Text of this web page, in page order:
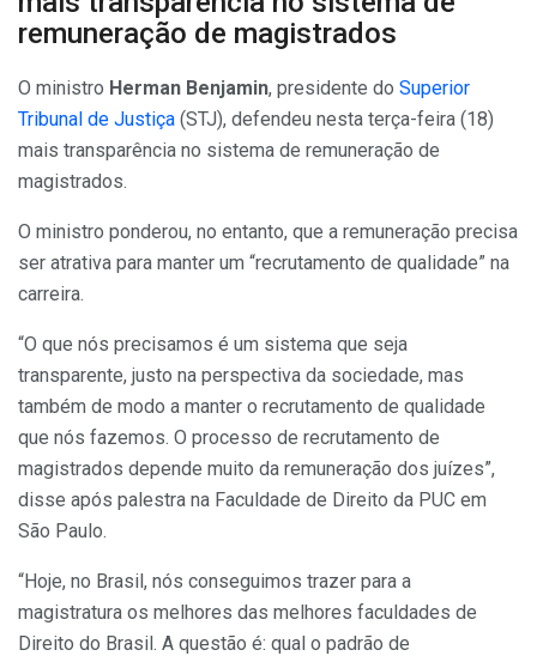
remuneração de magistrados
O ministro Herman Benjamin, presidente do Superior
Tribunal de Justiça (STJ), defendeu nesta terça-feira (18)
mais transparência no sistema de remuneração de
magistrados.
O ministro ponderou, no entanto, que a remuneração precisa
ser atrativa para manter um “recrutamento de qualidade” na
carreira.
“O que nós precisamos é um sistema que seja
transparente, justo na perspectiva da sociedade, mas
também de modo a manter o recrutamento de qualidade
que nós fazemos. O processo de recrutamento de
magistrados depende muito da remuneração dos juízes”,
disse após palestra na Faculdade de Direito da PUC em
São Paulo.
“Hoje, no Brasil, nós conseguimos trazer para a
magistratura os melhores das melhores faculdades de
Direito do Brasil. A questão é: qual o padrão de